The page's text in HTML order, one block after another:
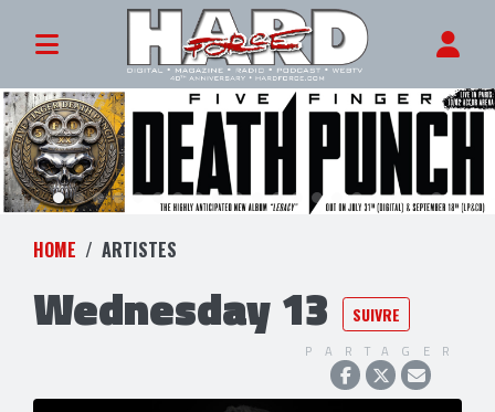
HOME ARTISTES
Wednesday 13 SUIVRE
PARTAGER